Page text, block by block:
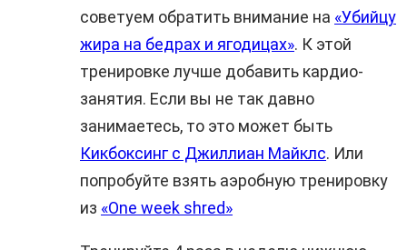
советуем обратить внимание на «Убийцу
жира на бедрах и ягодицах». К этой
тренировке лучше добавить кардио-
занятия. Если вы не так давно
занимаетесь, то это может быть
Кикбоксинг с Джиллиан Майклс. Или
попробуйте взять аэробную тренировку
из «One week shred»